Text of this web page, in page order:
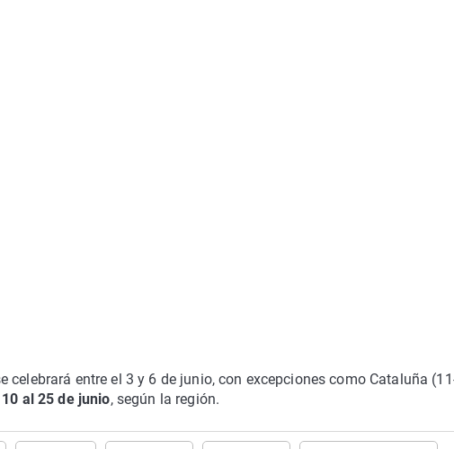
celebrará entre el 3 y 6 de junio, con excepciones como Cataluña
10 al 25 de junio, según la región.